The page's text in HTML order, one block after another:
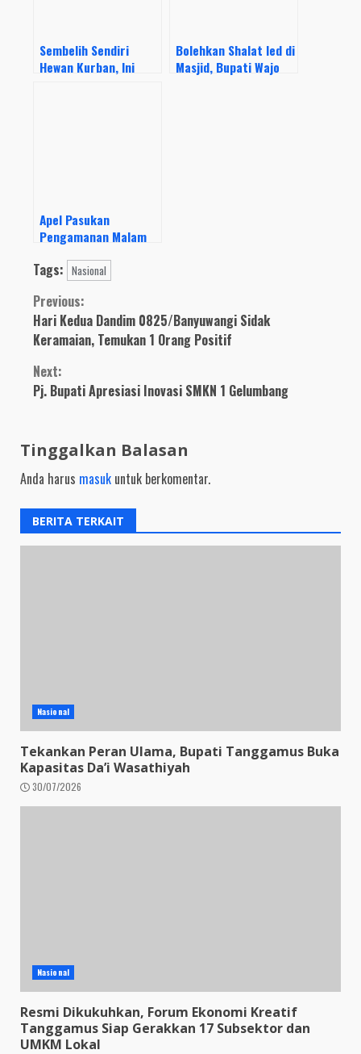
Sembelih Sendiri
Hewan Kurban, Ini
Bolehkan Shalat Ied di
Masjid, Bupati Wajo
Apel Pasukan
Pengamanan Malam
Langsung Bupati Wajo
Tags: Nasional
Continue
Reading
Previous:
Hari Kedua Dandim 0825/Banyuwangi Sidak
Keramaian, Temukan 1 Orang Positif
Next:
Pj. Bupati Apresiasi Inovasi SMKN 1 Gelumbang
Tinggalkan Balasan
Anda harus masuk untuk berkomentar.
BERITA TERKAIT
Nasional
Tekankan Peran Ulama, Bupati Tanggamus Buka
Kapasitas Da’i Wasathiyah
30/07/2026
Nasional
Resmi Dikukuhkan, Forum Ekonomi Kreatif
Tanggamus Siap Gerakkan 17 Subsektor dan
UMKM Lokal